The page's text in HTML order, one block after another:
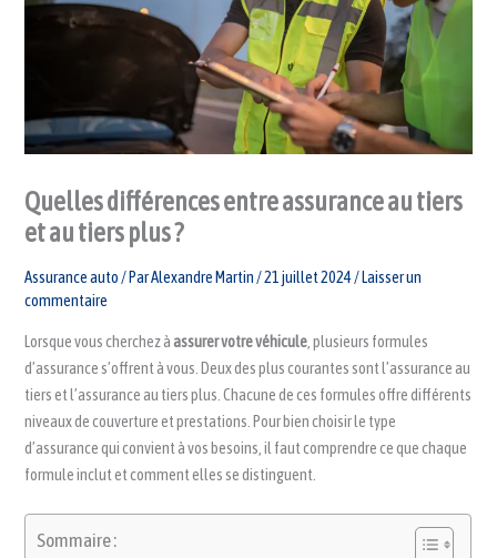
Quelles différences entre assurance au tiers
et au tiers plus ?
Assurance auto / ParAlexandre Martin /21 juillet 2024/Laisser un
commentaire
Lorsque vous cherchez àassurer votre véhicule , plusieurs formules
d’assurance s’offrent à vous. Deux des plus courantes sont l’assurance au
tiers et l’assurance au tiers plus. Chacune de ces formules offre différents
niveaux de couverture et prestations. Pour bien choisir le type
d’assurance qui convient à vos besoins, il faut comprendre ce que chaque
formule inclut et comment elles se distinguent.
Sommaire :